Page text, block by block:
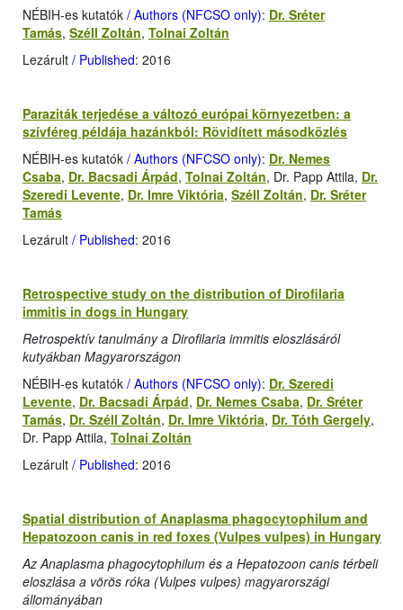
NÉBIH-es kutatók / Authors (NFCSO only): Dr. Sréter
Tamás, Széll Zoltán, Tolnai Zoltán
Lezárult / Published: 2016
Paraziták terjedése a változó európai környezetben: a
szívféreg példája hazánkból: Rövidített másodközlés
NÉBIH-es kutatók / Authors (NFCSO only): Dr. Nemes
Csaba, Dr. Bacsadi Árpád, Tolnai Zoltán, Dr. Papp Attila, Dr.
Szeredi Levente, Dr. Imre Viktória, Széll Zoltán, Dr. Sréter
Tamás
Lezárult / Published: 2016
Retrospective study on the distribution of Dirofilaria
immitis in dogs in Hungary
Retrospektív tanulmány a Dirofilaria immitis eloszlásáról
kutyákban Magyarországon
NÉBIH-es kutatók / Authors (NFCSO only): Dr. Szeredi
Levente, Dr. Bacsadi Árpád, Dr. Nemes Csaba, Dr. Sréter
Tamás, Dr. Széll Zoltán, Dr. Imre Viktória, Dr. Tóth Gergely,
Dr. Papp Attila, Tolnai Zoltán
Lezárult / Published: 2016
Spatial distribution of Anaplasma phagocytophilum and
Hepatozoon canis in red foxes (Vulpes vulpes) in Hungary
Az Anaplasma phagocytophilum és a Hepatozoon canis térbeli
eloszlása a vörös róka (Vulpes vulpes) magyarországi
állományában